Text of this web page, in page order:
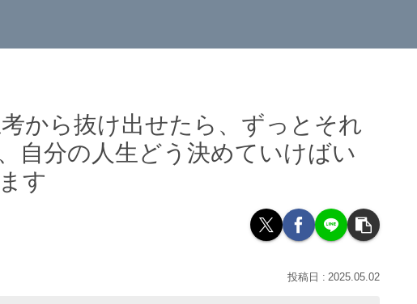
から抜け出せたら、ずっとそれ
自分の人生どう決めていけばい
す
2025.05.02